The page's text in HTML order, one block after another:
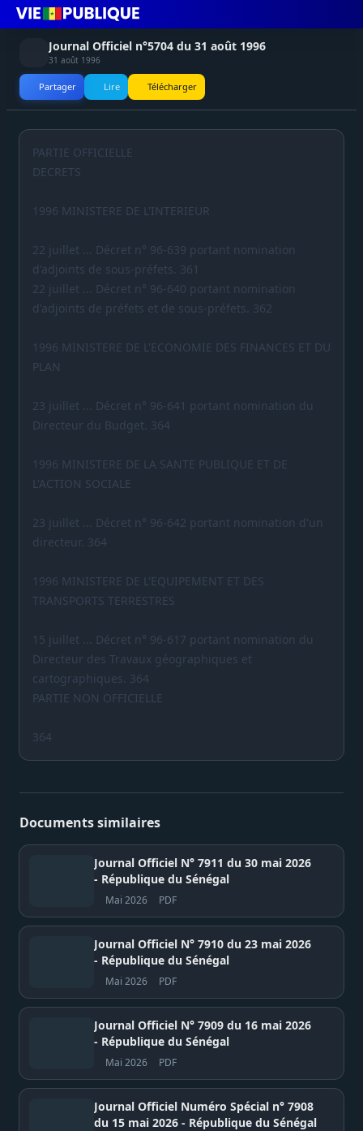
Journal Officiel n°5704 du 31 août 1996
31 août 1996
Partager Lire Télécharger
PARTIE OFFICIELLE
DECRETS
1996 MINISTERE DE L'INTERIEUR
22 juillet ... Décret n° 96-639 portant nomination
d'adjoints de sous-préfets. 361
22 juillet ... Décret n° 96-640 portant nomination
d'adjoints de préfets et de sous-préfets. 362
1996 MINISTERE DE L'ECONOMIE DES FINANCES ET DU
PLAN
23 juillet ... Décret n° 96-641 portant nomination du
Directeur du Budget. 364
1996 MINISTERE DE LA SANTE PUBLIQUE ET DE
L'ACTION SOCIALE
23 juillet ... Décret n° 96-642 portant nomination d'un
directeur. 364
1996 MINISTERE DE L'EQUIPEMENT ET DES
TRANSPORTS TERRESTRES
15 juillet ... Décret n° 96-617 portant nomination du
Directeur des Travaux géographiques et
cartographiques. 364
PARTIE NON OFFICIELLE
364
Documents similaires
Journal Officiel N° 7911 du 30 mai 2026
- République du Sénégal
Mai 2026 PDF
Journal Officiel N° 7910 du 23 mai 2026
- République du Sénégal
Mai 2026 PDF
Journal Officiel N° 7909 du 16 mai 2026
- République du Sénégal
Mai 2026 PDF
Journal Officiel Numéro Spécial n° 7908
du 15 mai 2026 - République du Sénégal